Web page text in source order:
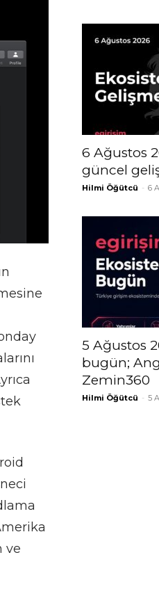
ve
6 Ağustos
güncel
Hilmi Öğütcü - 6
5 Ağustos
bugün;
Zemin360
Hilmi Öğütcü - 5